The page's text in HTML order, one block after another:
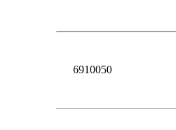
6910050